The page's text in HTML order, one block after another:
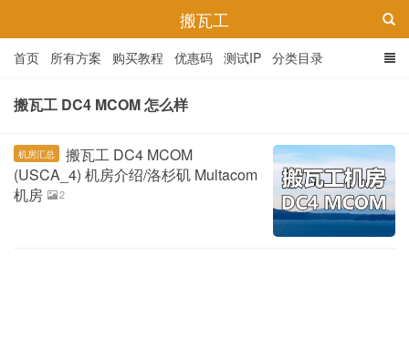
搬瓦工
首页 所有方案 购买教程 优惠码 测试IP 分类目录
搬瓦工 DC4 MCOM 怎么样
机房汇总
搬瓦工 DC4 MCOM
(USCA_4) 机房介绍/洛杉矶 Multacom
机房
2